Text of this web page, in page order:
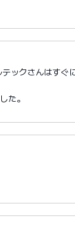
ックさんはすぐ
た。